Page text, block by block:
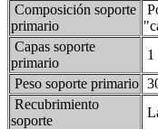
Composición soporte
primario
Capas soporte
primario
1
Peso soporte primario
Recubrimiento
soporte